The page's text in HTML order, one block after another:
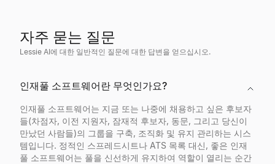
자주 묻는 질문
Lessie AI에 대한 일반적인 질문에 대한 답변을 얻으십시오.
인재풀 소프트웨어란 무엇인가요?
인재풀 소프트웨어는 지금 또는 나중에 채용하고 싶은 후보자
들(차점자, 이전 지원자, 잠재적 후보자, 동문, 그리고 당신이
만났던 사람들)의 그룹을 구축, 조직화 및 유지 관리하는 시스
템입니다. 정적인 스프레드시트나 ATS 목록 대신, 좋은 인재
풀 소프트웨어는 풀을 신선하게 유지하여 역할이 열리는 순간